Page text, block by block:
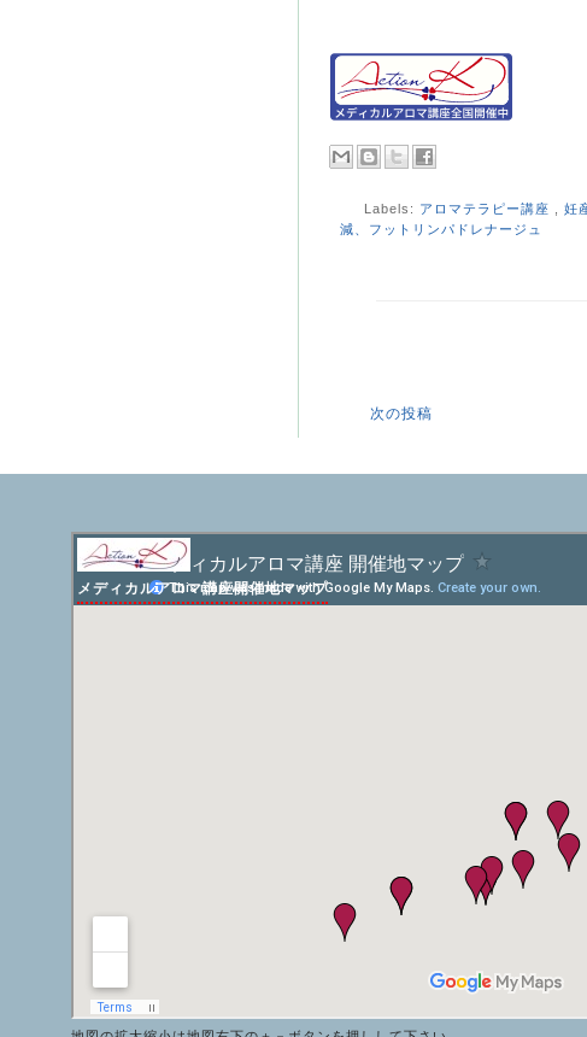
Labels: アロマテラピー講座 妊
減、フットリンパドレナージュ
次の投稿
メディカルアロマ講座開催地マップ